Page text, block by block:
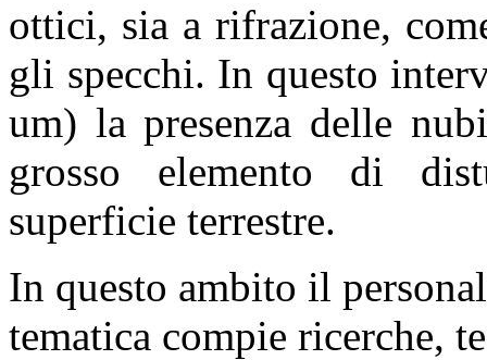
ottici, sia a rifrazione,
gli specchi. In questo
um) la presenza delle
grosso elemento di
superficie terrestre.
In questo ambito il
tematica compie ricerche,